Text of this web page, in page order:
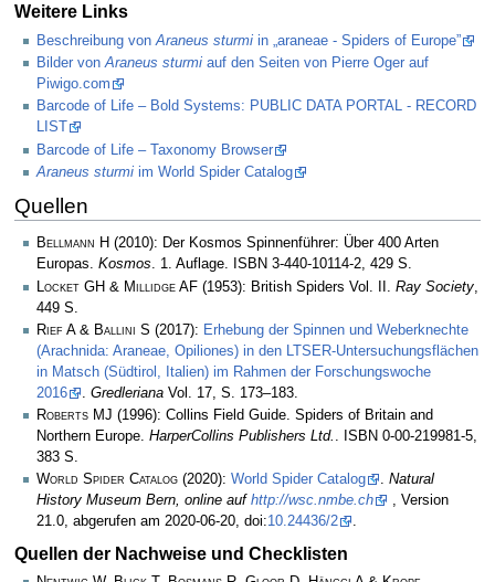
Weitere Links
Beschreibung von Araneus sturmi in „araneae - Spiders of Europe”
Bilder vonAraneus sturmi auf den Seiten von Pierre Oger auf
Piwigo.com
Barcode of Life – Bold Systems: PUBLIC DATA PORTAL - RECORD
LIST
Barcode of Life – Taxonomy Browser
Araneus sturmi im World Spider Catalog
Quellen
Bellmann H (2010): Der Kosmos Spinnenführer: Über 400 Arten
Europas. Kosmos. 1. Auflage. ISBN 3-440-10114-2, 429 S.
Locket GH & Millidge AF (1953): British Spiders Vol. II. Ray Society
449 S.
Rief A & Ballini S (2017): Erhebung der Spinnen und Weberknechte
(Arachnida: Araneae, Opiliones) in den LTSER-Untersuchungsflächen
in Matsch (Südtirol, Italien) im Rahmen der Forschungswoche
2016
Gredleriana Vol. 17, S. 173–183.
Roberts MJ (1996): Collins Field Guide. Spiders of Britain and
Northern Europe. HarperCollins Publishers Ltd. . ISBN 0-00-219981-5,
383 S.
World Spider Catalog (2020): World Spider Catalog . Natural
History Museum Bern, online auf http://wsc.nmbe.ch
, Version
21.0, abgerufen am 2020-06-20, doi:10.24436/2 .
Quellen der Nachweise und Checklisten